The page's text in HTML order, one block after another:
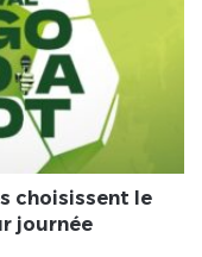
choisissent le
journée